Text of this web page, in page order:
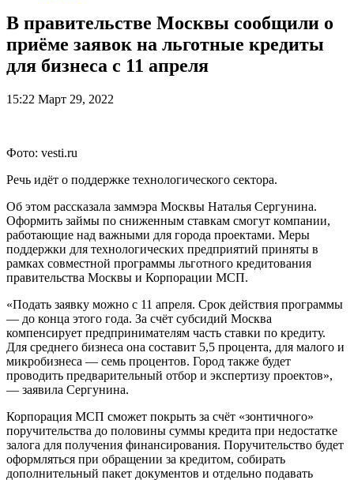
В правительстве Москвы сообщили о
приёме заявок на льготные кредиты
для бизнеса с 11 апреля
15:22 Март 29, 2022
Фото: vesti.ru
Речь идёт о поддержке технологического сектора.
Об этом рассказала заммэра Москвы Наталья Сергунина.
Оформить займы по сниженным ставкам смогут компании,
работающие над важными для города проектами. Меры
поддержки для технологических предприятий приняты в
рамках совместной программы льготного кредитования
правительства Москвы и Корпорации МСП.
«Подать заявку можно с 11 апреля. Срок действия программы
— до конца этого года. За счёт субсидий Москва
компенсирует предпринимателям часть ставки по кредиту.
Для среднего бизнеса она составит 5,5 процента, для малого и
микробизнеса — семь процентов. Город также будет
проводить предварительный отбор и экспертизу проектов»,
— заявила Сергунина.
Корпорация МСП сможет покрыть за счёт «зонтичного»
поручительства до половины суммы кредита при недостатке
залога для получения финансирования. Поручительство будет
оформляться при обращении за кредитом, собирать
дополнительный пакет документов и отдельно подавать